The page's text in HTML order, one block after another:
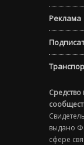
Реклама
выдано
сфере